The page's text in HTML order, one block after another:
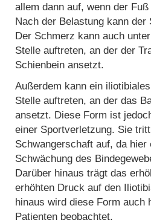
allem dann auf, wenn der
Nach der Belastung kann der
Der Schmerz kann auch
Stelle auftreten, an der der
Schienbein ansetzt.
Außerdem kann ein
Stelle auftreten, an der das
ansetzt. Diese Form ist
einer Sportverletzung. Sie
Schwangerschaft auf, da hier
Schwächung des
Darüber hinaus trägt das
erhöhten Druck auf den
hinaus wird diese Form auch
Patienten beobachtet.